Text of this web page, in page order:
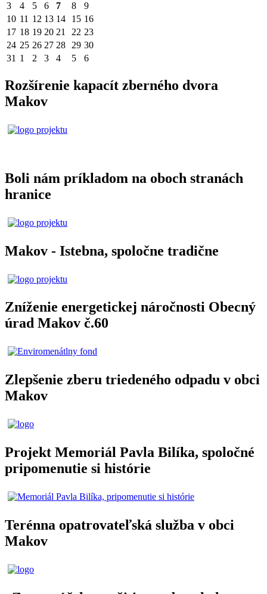
3
4 5 6 7 8
9
10 11 12 13 14 15 16
17 18 19 20 21 22 23
24 25 26 27 28 29 30
31 1 2 3 4 5 6
Rozšírenie kapacít zberného dvora
Makov
Boli nám príkladom na oboch stranách
hranice
Makov - Istebna, spoločne tradične
Zníženie energetickej náročnosti Obecný
úrad Makov č.60
Zlepšenie zberu triedeného odpadu v obci
Makov
Projekt Memoriál Pavla Bilíka, spoločné
pripomenutie si histórie
Terénna opatrovateľská služba v obci
Makov